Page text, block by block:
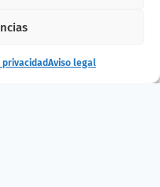
Aviso legal
14:30 (entrada y